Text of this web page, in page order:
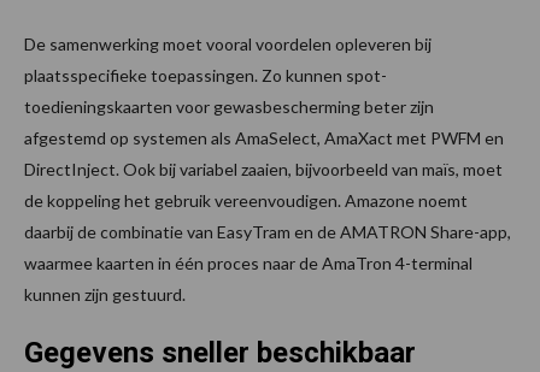
De samenwerking moet vooral voordelen opleveren bij
plaatsspecifieke toepassingen. Zo kunnen spot-
toedieningskaarten voor gewasbescherming beter zijn
afgestemd op systemen als AmaSelect, AmaXact met PWFM en
DirectInject. Ook bij variabel zaaien, bijvoorbeeld van maïs, moet
de koppeling het gebruik vereenvoudigen. Amazone noemt
daarbij de combinatie van EasyTram en de AMATRON Share-app,
waarmee kaarten in één proces naar de AmaTron 4-terminal
kunnen zijn gestuurd.
Gegevens sneller beschikbaar